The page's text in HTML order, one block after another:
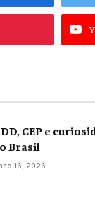
CEP e
Brasil
16, 2026